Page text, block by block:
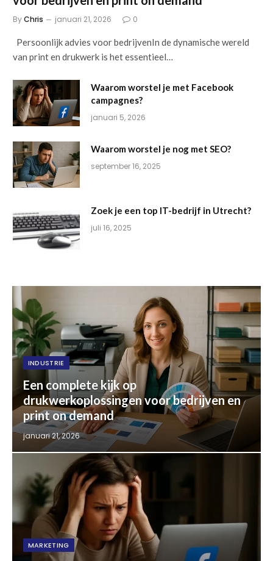
ByChris januari 21, 2026 0
Persoonlijk advies voor bedrijvenIn de dynamische wereld
van print en drukwerk is het essentieel…
Waarom worstel je met Facebook
campagnes?
januari 5, 2026
Waarom worstel je nog met SEO?
september 16, 2025
Zoek je een top IT-bedrijf in Utrecht?
juli 16, 2025
INDUSTRIE
Een complete kijk op
drukwerkoplossingen voor bedrijven en
print on demand
januari 21, 2026
MARKETING